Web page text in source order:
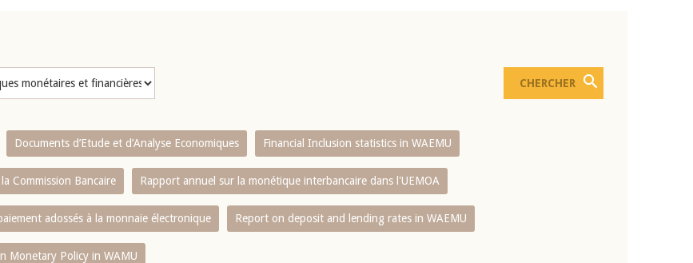
Documents d’Etude et d’Analyse Economiques Financial Inclusion statistics in WAEMU
Commission Bancaire Rapport annuel sur la monétique interbancaire dans l'UEMOA
adossés à la monnaie électronique Report on deposit and lending rates in WAEMU
Monetary Policy in WAMU